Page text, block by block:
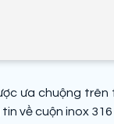
ưa chuộng
về cuộn inox